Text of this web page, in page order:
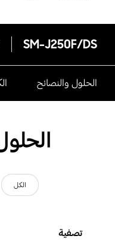
SM-J250F/DS
الحلول والنصائح
الكل
تصفية